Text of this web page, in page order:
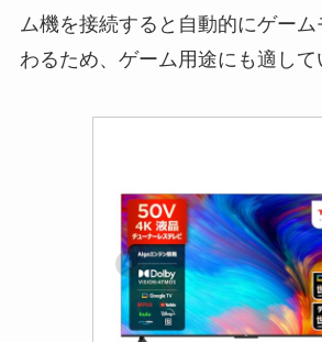
ム機を接続すると自動的にゲー
わるため、ゲーム用途にも適して